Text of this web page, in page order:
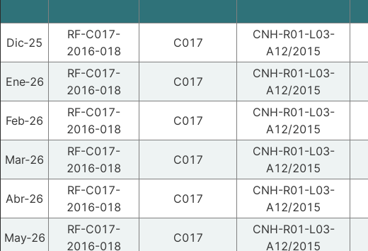
Dic‑25
RF-C017-
2016-018
C017
CNH-R01-L03-
A12/2015
Ene‑26
RF-C017-
2016-018
C017
CNH-R01-L03-
A12/2015
Feb‑26
RF-C017-
2016-018
C017
CNH-R01-L03-
A12/2015
Mar‑26
RF-C017-
2016-018
C017
CNH-R01-L03-
A12/2015
Abr‑26
RF-C017-
2016-018
C017
CNH-R01-L03-
A12/2015
May‑26
RF-C017-
2016-018
C017
CNH-R01-L03-
A12/2015